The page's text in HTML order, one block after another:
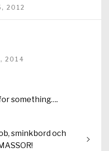
2012
2014
something….
sminkbord och